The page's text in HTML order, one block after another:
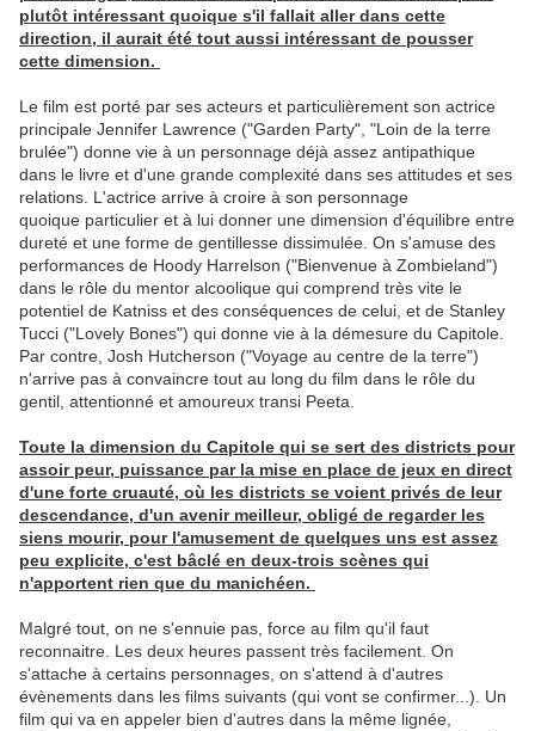
plutôt intéressant quoique s'il fallait aller dans cette
direction, il aurait été tout aussi intéressant de pousser
cette dimension.
Le film est porté par ses acteurs et particulièrement son actrice
principale Jennifer Lawrence ("Garden Party", "Loin de la terre
brulée") donne vie à un personnage déjà assez antipathique
dans le livre et d'une grande complexité dans ses attitudes et ses
relations. L'actrice arrive à croire à son personnage
quoique particulier et à lui donner une dimension d'équilibre entre
dureté et une forme de gentillesse dissimulée. On s'amuse des
performances de Hoody Harrelson ("Bienvenue à Zombieland")
dans le rôle du mentor alcoolique qui comprend très vite le
potentiel de Katniss et des conséquences de celui, et de Stanley
Tucci ("Lovely Bones") qui donne vie à la démesure du Capitole.
Par contre, Josh Hutcherson ("Voyage au centre de la terre")
n'arrive pas à convaincre tout au long du film dans le rôle du
gentil, attentionné et amoureux transi Peeta.
Toute la dimension du Capitole qui se sert des districts pour
assoir peur, puissance par la mise en place de jeux en direct
d'une forte cruauté, où les districts se voient privés de leur
descendance, d'un avenir meilleur, obligé de regarder les
siens mourir, pour l'amusement de quelques uns est assez
peu explicite, c'est bâclé en deux-trois scènes qui
n'apportent rien que du manichéen.
Malgré tout, on ne s'ennuie pas, force au film qu'il faut
reconnaitre. Les deux heures passent très facilement. On
s'attache à certains personnages, on s'attend à d'autres
évènements dans les films suivants (qui vont se confirmer...). Un
film qui va en appeler bien d'autres dans la même lignée,